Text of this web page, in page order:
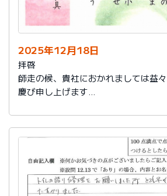
2025年12月18日
拝啓
師走の候、貴社におかれましては益
慶び申し上げます
ざいました。
また、本日は心のこもったお葉書を
縁があり、この度の拙宅のリフォー
し、中田様、渡辺様をはじめ皆様の
て、毎日快適に暮らしております。
した。